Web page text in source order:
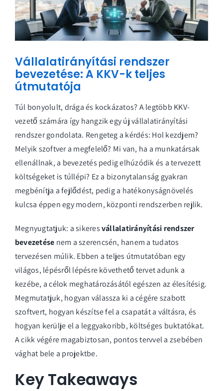
Vállalatirányítási rendszer
bevezetése: A KKV-k teljes
útmutatója
Túl bonyolult, drága és kockázatos? A legtöbb KKV-
vezető számára így hangzik egy új vállalatirányítási
rendszer gondolata. Rengeteg a kérdés: Hol kezdjem?
Melyik szoftver a megfelelő? Mi van, ha a munkatársak
ellenállnak, a bevezetés pedig elhúzódik és a tervezett
költségeket is túllépi? Ez a bizonytalanság gyakran
megbénítja a fejlődést, pedig a hatékonyságnövelés
kulcsa éppen egy modern, központi rendszerben rejlik.
Megnyugtatjuk: a sikeresvállalatirányítási rendszer
bevezetése nem a szerencsén, hanem a tudatos
tervezésen múlik. Ebben a teljes útmutatóban egy
világos, lépésről lépésre követhető tervet adunk a
kezébe, a célok meghatározásától egészen az élesítésig.
Megmutatjuk, hogyan válassza ki a cégére szabott
szoftvert, hogyan készítse fel a csapatát a váltásra, és
hogyan kerülje el a leggyakoribb, költséges buktatókat.
A cikk végére magabiztosan, pontos tervvel a zsebében
vághat bele a projektbe.
Key Takeaways